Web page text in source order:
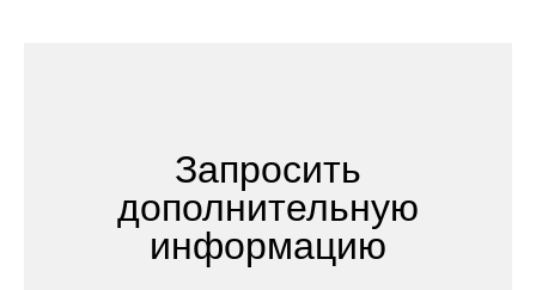
Запросить
дополнительную
информацию